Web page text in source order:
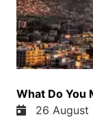
What Do You
26 August